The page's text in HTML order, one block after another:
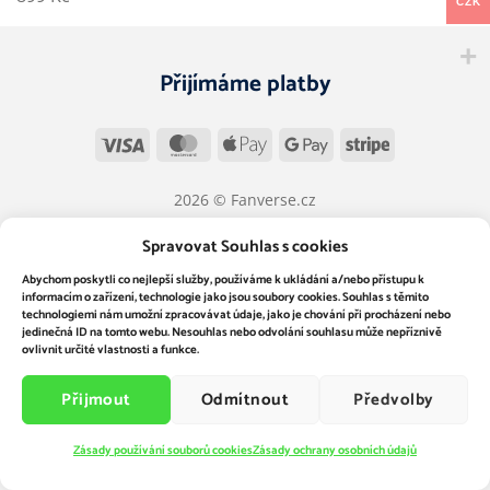
Spravovat Souhlas s cookies
Abychom poskytli co nejlepší služby, používáme k ukládání a/nebo přístupu k
informacím o zařízení, technologie jako jsou soubory cookies. Souhlas s těmito
technologiemi nám umožní zpracovávat údaje, jako je chování při procházení nebo
jedinečná ID na tomto webu. Nesouhlas nebo odvolání souhlasu může nepříznivě
ovlivnit určité vlastnosti a funkce.
Přijmout Odmítnout Předvolby
Zásady používání souborů cookiesZásady ochrany osobních údajů
Přijímáme platby
Visa MasterCard
Apple
Google Stripe
2026 © Fanverse.cz
Obchodní podmínky|Ochrana osobních údajů|Cookies